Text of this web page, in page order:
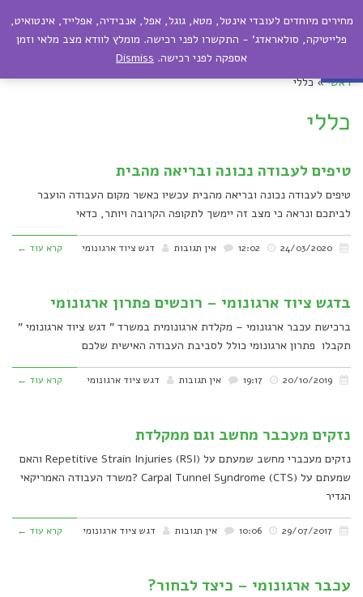
פתח סרגל נגישות
תפריט
ראשי » כללי
כללי
טיפים לעבודה נכונה ובריאה מהבית
טיפים לעבודה נכונה ובריאה מהבית עכשיו כאשר מקום העבודה הועבר
לביתכם ונראה כי מצב זה יימשך לתקופה הקרובה ויותר, כדאי
אין תגובות דגש ציוד ארגונומי קרא עוד ←
בדגש ציוד ארגונומי – רוכשים פתרון ארגונומי
ברכישת עכבר ארגונומי – מקלדת ארגונומית במשרד " דגש ציוד ארגונומי "
תקבלו פתרון ארגונומי כולל לסביבת העבודה האישית שלכם
אין תגובות דגש ציוד ארגונומי קרא עוד ←
נזקים מעכבר מחשב וגם ממקלדת
נזקים מעכברי מחשב שמעתם על (Repetitive Strain Injuries (RSI והאם
שמעתם על (Carpal Tunnel Syndrome (CTS ?משרד העבודה האמריקאי
הגדיר
אין תגובות דגש ציוד ארגונומי קרא עוד ←
עכבר ארגונומי – כיצד לבחור?
מחירים מיוחדים לעובדי אינטל, מטא, גוגל, אפל, אנבידיה, אפלייד, אינטואיט,
פלייטיקה, סולאראדג' - התקשרו לפני רכישה. מומלץ לוודא מצב מלאי וזמן
אספקה לפני רכישה. Dismiss